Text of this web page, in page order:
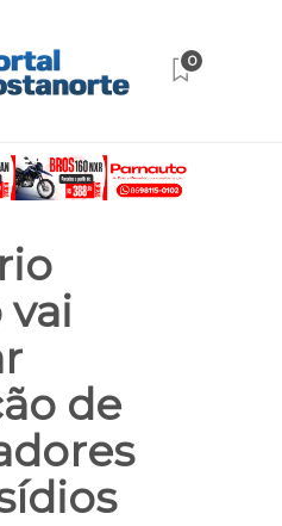
0
de